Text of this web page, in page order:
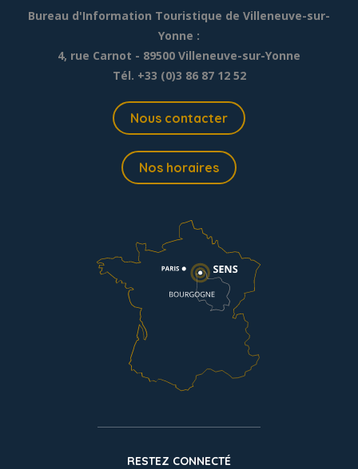
Bureau d'Information Touristique de Villeneuve-sur-
Yonne :
4, rue Carnot - 89500 Villeneuve-sur-Yonne
Tél. +33 (0)3 86 87 12 52
Nous contacter
Nos horaires
RESTEZ CONNECTÉ